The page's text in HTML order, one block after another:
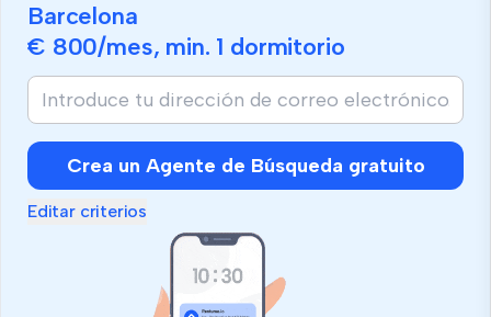
Barcelona
€ 800/mes, min. 1 dormitorio
Crea un Agente de Búsqueda gratuito
Editar criterios